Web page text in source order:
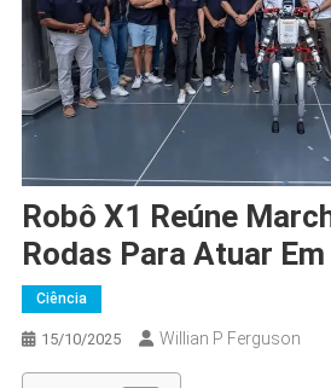
Robô X1 Reúne
Rodas Para Atuar
Ciência
15/10/2025 Willian P Ferguson